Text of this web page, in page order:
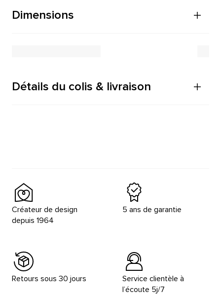
Dimensions
Détails du colis & livraison
Créateur de design
depuis 1964
5 ans de garantie
Retours sous 30 jours
Service clientèle à
l’écoute 5j/7